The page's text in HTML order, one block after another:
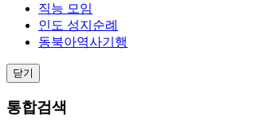
직능 모임
인도 성지순례
동북아역사기행
닫기
통합검색